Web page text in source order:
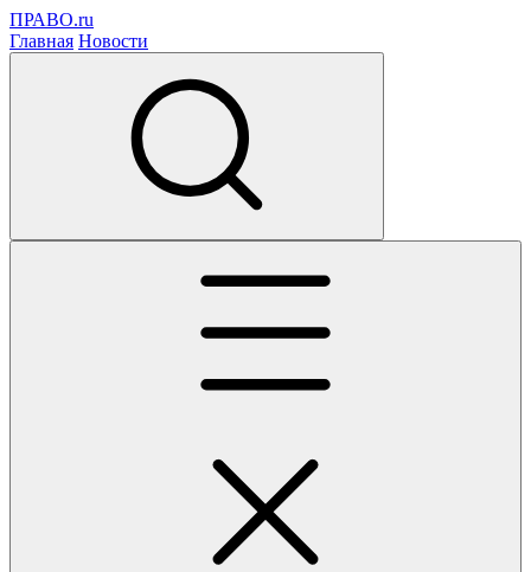
ПРАВО.ru
Главная Новости